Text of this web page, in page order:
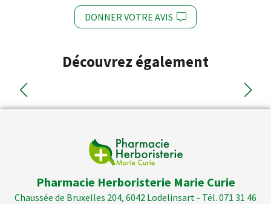
DONNER VOTRE AVIS
Découvrez également
Pharmacie Herboristerie Marie Curie
Chaussée de Bruxelles 204, 6042 Lodelinsart - Tél. 071 31 46